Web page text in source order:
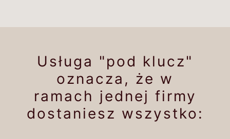
Usługa "pod klucz"
oznacza, że w
ramach jednej firmy
dostaniesz wszystko: